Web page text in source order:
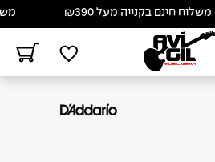
משלוח חינם בקנייה מעל ₪390